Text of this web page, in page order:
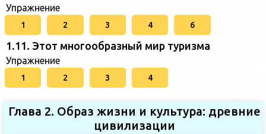
Упражнение
1 2 3 4 6
1.11. Этот многообразный мир туризма
Упражнение
1 2 3 4
Глава 2. Образ жизни и культура: древние
цивилизации